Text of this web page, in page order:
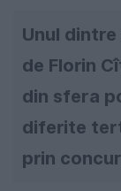
Unul
de Florin
din sfera
diferite
prin